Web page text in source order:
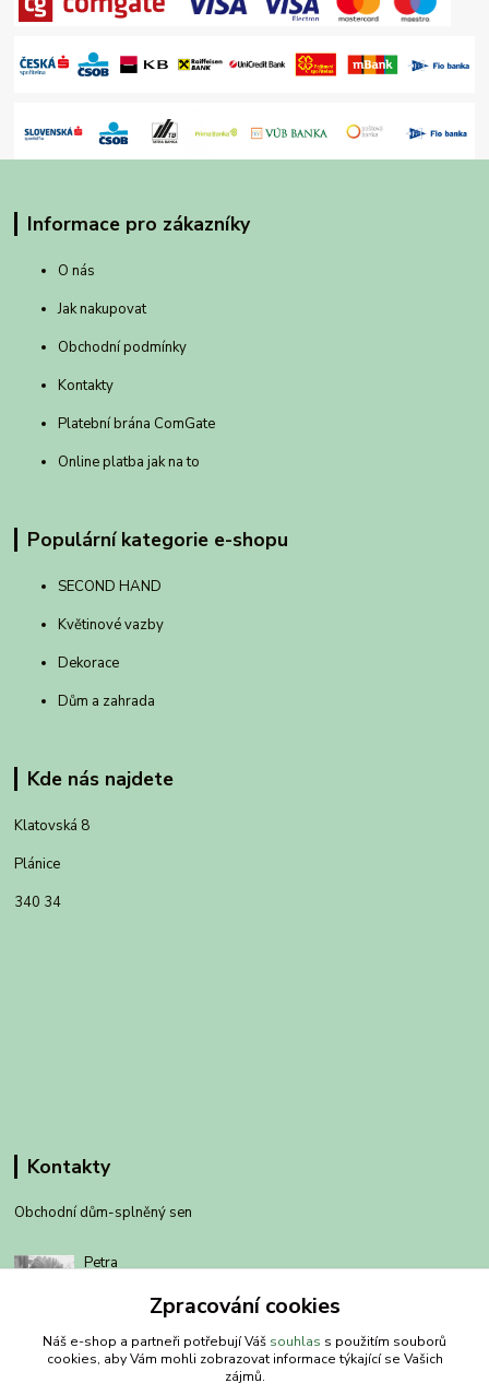
Informace pro zákazníky
O nás
Jak nakupovat
Obchodní podmínky
Kontakty
Platební brána ComGate
Online platba jak na to
Populární kategorie e-shopu
SECOND HAND
Květinové vazby
Dekorace
Dům a zahrada
Kde nás najdete
Klatovská 8
Plánice
340 34
Kontakty
Obchodní dům-splněný sen
Petra
út-pá 8-14 hod
info@splneny-sen.cz
Zpracování cookies
Náš e-shop a partneři potřebují Váš souhlas s použitím souborů
cookies, aby Vám mohli zobrazovat informace týkající se Vašich
zájmů.